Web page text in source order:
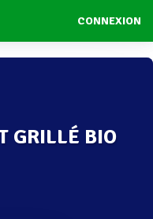
CONNEXION
GRILLÉ BIO